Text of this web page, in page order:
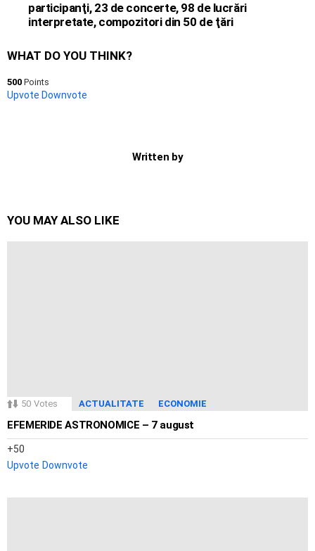
participanţi, 23 de concerte, 98 de lucrări
interpretate, compozitori din 50 de ţări
WHAT DO YOU THINK?
500 Points
Upvote Downvote
Written by
YOU MAY ALSO LIKE
50 Votes ACTUALITATE ECONOMIE
EFEMERIDE ASTRONOMICE – 7 august
50
Upvote Downvote